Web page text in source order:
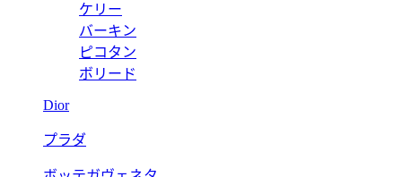
ケリー
バーキン
ピコタン
ボリード
Dior
プラダ